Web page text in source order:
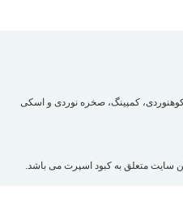
کمپینگ، صخره نوردی و اسکی
کبود اسپرت می باشد.